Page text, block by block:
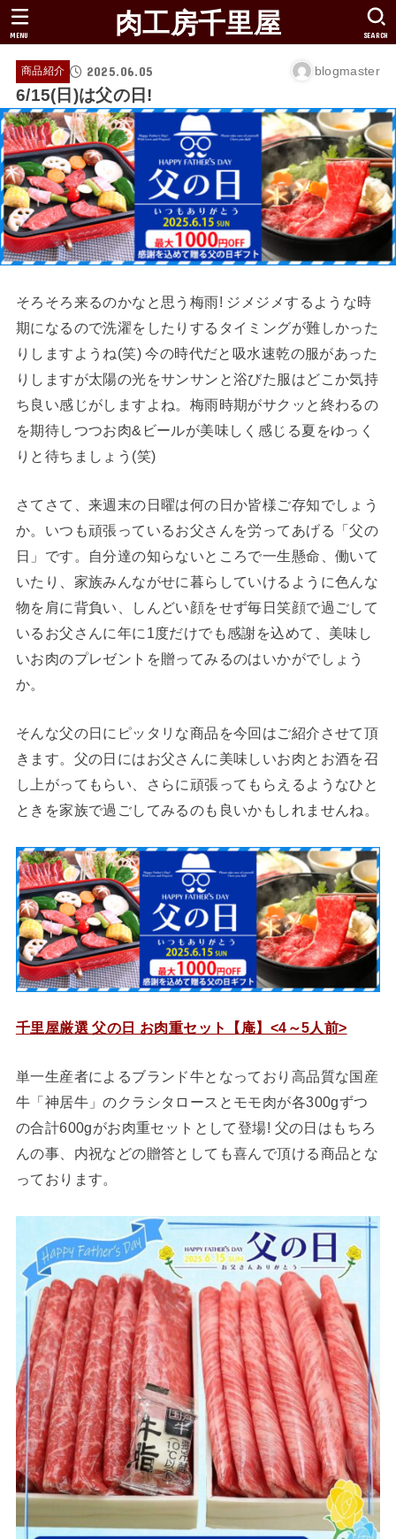
肉工房千里屋 SEARCH
MENU
商品紹介 2025.06.05 blogmaster
6/15(日)は父の日!
そろそろ来るのかなと思う梅雨! ジメジメするような時
期になるので洗濯をしたりするタイミングが難しかった
りしますようね(笑) 今の時代だと吸水速乾の服があった
りしますが太陽の光をサンサンと浴びた服はどこか気持
ち良い感じがしますよね。梅雨時期がサクッと終わるの
を期待しつつお肉&ビールが美味しく感じる夏をゆっく
りと待ちましょう(笑)
さてさて、来週末の日曜は何の日か皆様ご存知でしょう
か。いつも頑張っているお父さんを労ってあげる「父の
日」です。自分達の知らないところで一生懸命、働いて
いたり、家族みんながせに暮らしていけるように色んな
物を肩に背負い、しんどい顔をせず毎日笑顔で過ごして
いるお父さんに年に1度だけでも感謝を込めて、美味し
いお肉のプレゼントを贈ってみるのはいかがでしょう
か。
そんな父の日にピッタリな商品を今回はご紹介させて頂
きます。父の日にはお父さんに美味しいお肉とお酒を召
し上がってもらい、さらに頑張ってもらえるようなひと
ときを家族で過ごしてみるのも良いかもしれませんね。
千里屋厳選 父の日 お肉重セット【庵】<4～5人前>
単一生産者によるブランド牛となっており高品質な国産
牛「神居牛」のクラシタロースとモモ肉が各300gずつ
の合計600gがお肉重セットとして登場! 父の日はもちろ
んの事、内祝などの贈答としても喜んで頂ける商品とな
っております。